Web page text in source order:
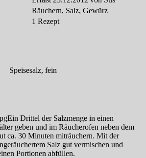
Räuchern, Salz, Gewürz
1 Rezept
Speisesalz, fein
Ein Drittel der Salzmenge in einen
geben und im Räucherofen neben dem
ca. 30 Minuten miträuchern. Mit der
Salz gut vermischen und
Portionen abfüllen.